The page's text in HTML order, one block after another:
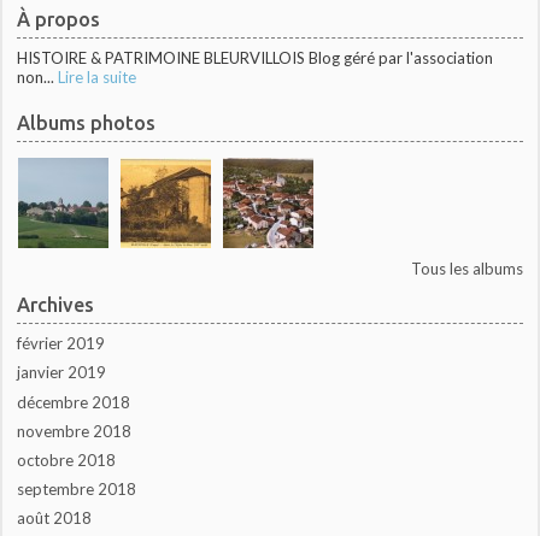
À propos
HISTOIRE & PATRIMOINE BLEURVILLOIS Blog géré par l'association
non... Lire la suite
Albums photos
Tous les albums
Archives
février 2019
janvier 2019
décembre 2018
novembre 2018
octobre 2018
septembre 2018
août 2018